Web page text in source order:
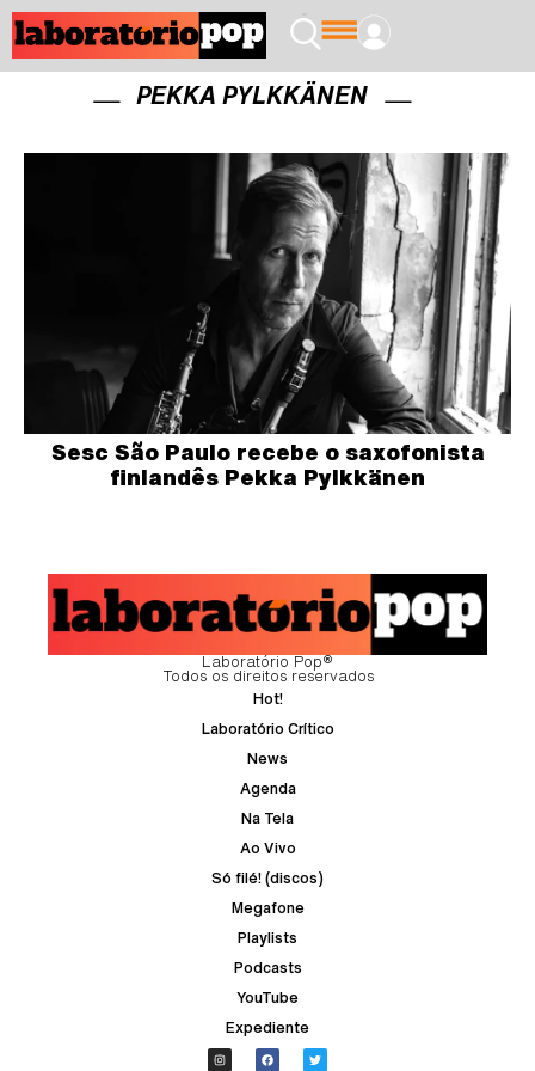
PEKKA PYLKKÄNEN
Sesc São Paulo recebe o saxofonista
finlandês Pekka Pylkkänen
Laboratório Pop®
Todos os direitos reservados
Hot!
Laboratório Crítico
News
Agenda
Na Tela
Ao Vivo
Só filé! (discos)
Megafone
Playlists
Podcasts
YouTube
Expediente